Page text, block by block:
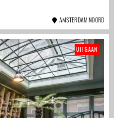
AMSTERDAM NOORD
UITGAAN